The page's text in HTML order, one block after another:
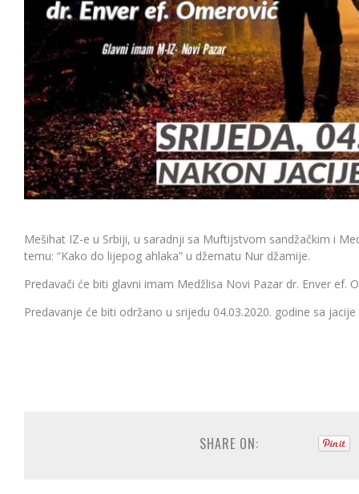
Mešihat IZ-e u Srbiji, u saradnji sa Muftijstvom sandžačkim i
temu: “Kako do lijepog ahlaka” u džematu Nur džamije.
Predavači će biti glavni imam Medžlisa Novi Pazar dr. Enver
Predavanje će biti održano u srijedu 04.03.2020. godine sa
SHARE ON: